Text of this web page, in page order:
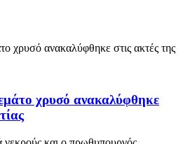
χρυσό ανακαλύφθηκε